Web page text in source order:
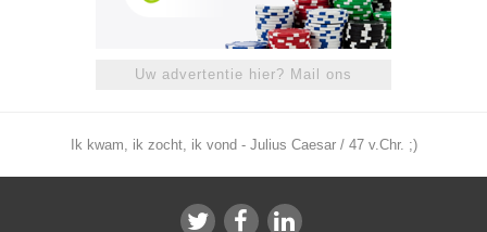
Uw advertentie hier? Mail ons
Ik kwam, ik zocht, ik vond - Julius Caesar / 47 v.Chr. ;)